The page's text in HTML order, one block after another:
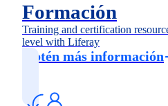
Formación
Training and certification
level with Liferay
Obtén más información